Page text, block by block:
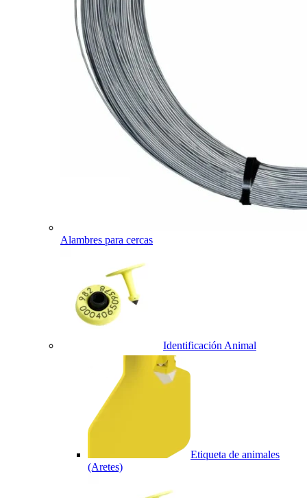
Alambres para cercas
Identificación Animal
Etiqueta de animales
(Aretes)